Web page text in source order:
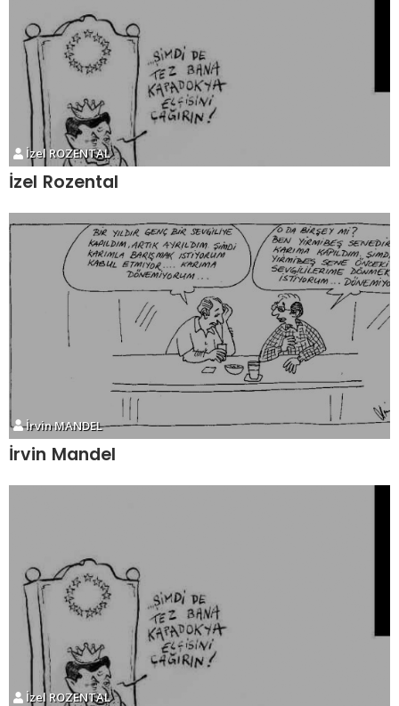
İzel ROZENTAL
İzel Rozental
İrvin MANDEL
İrvin Mandel
İzel ROZENTAL